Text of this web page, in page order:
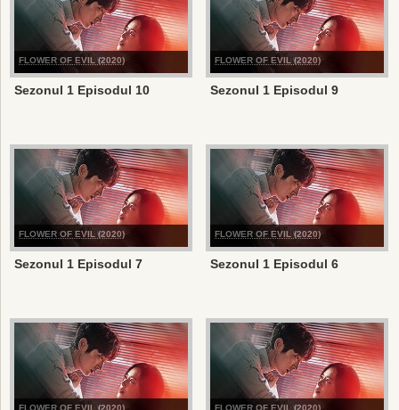
FLOWER OF EVIL (2020)
Sezonul 1 Episodul 10
FLOWER OF EVIL (2020)
Sezonul 1 Episodul 9
FLOWER OF EVIL (2020)
Sezonul 1 Episodul 7
FLOWER OF EVIL (2020)
Sezonul 1 Episodul 6
FLOWER OF EVIL (2020) FLOWER OF EVIL (2020)